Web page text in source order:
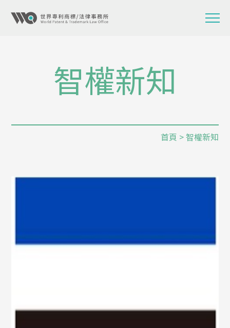
智權新知
首頁 > 智權新知